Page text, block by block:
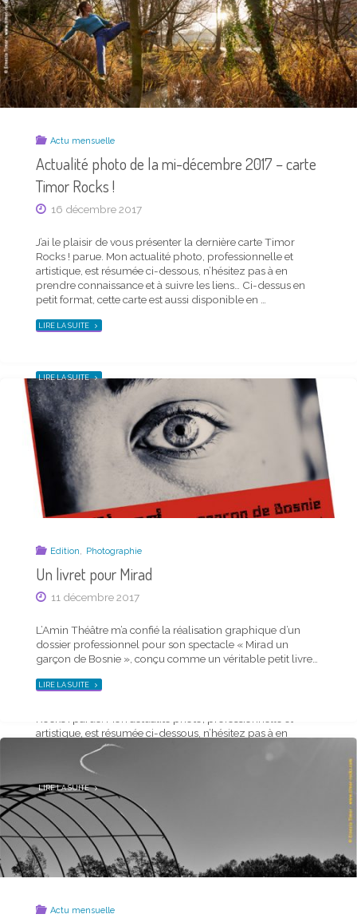
MAI
2019
–
CARTE
TIMOR
ROCKS !"
Actu mensuelle
Actualité photo de la mi-avril 2019 – carte Timor
Rocks !
19 avril 2019
J’ai le plaisir de vous présenter la dernière carte Timor
Rocks ! parue. Mon actualité photo, professionnelle et
artistique, est résumée ci-dessous, n’hésitez pas à en
LIRE LA SUITE"ACTUALITÉ
PHOTO
DE
LA
MI-
2019
Actu mensuelle
Actualité photo de la mi-mars 2019 – carte
Timor Rocks !
artistique, est résumée ci-dessous, n’hésitez pas à en
prendre connaissance et à suivre les liens… Ci-dessus en
petit format, cette carte est aussi disponible en …
LIRE LA SUITE"ACTUALITÉ
PHOTO
LA
MI-
MARS
2019
–
CARTE
TIMOR
ROCKS !"
Actu mensuelle
Actualité photo de la mi-décembre 2017 – carte
Timor Rocks !
16 décembre 2017
J’ai le plaisir de vous présenter la dernière carte Timor
Rocks ! parue. Mon actualité photo, professionnelle et
artistique, est résumée ci-dessous, n’hésitez pas à en
prendre connaissance et à suivre les liens… Ci-dessus en
petit format, cette carte est aussi disponible en …
LIRE LA SUITE"ACTUALITÉ
PHOTO
2017
–
CARTE
TIMOR
ROCKS !"
Edition, Photographie
Un livret pour Mirad
11 décembre 2017
L’Amin Théâtre m’a confié la réalisation graphique d’un
dossier professionnel pour son spectacle « Mirad un
garçon de Bosnie », conçu comme un véritable petit livre…
LIRE LA SUITE"UN
LIVRET
Actu mensuelle